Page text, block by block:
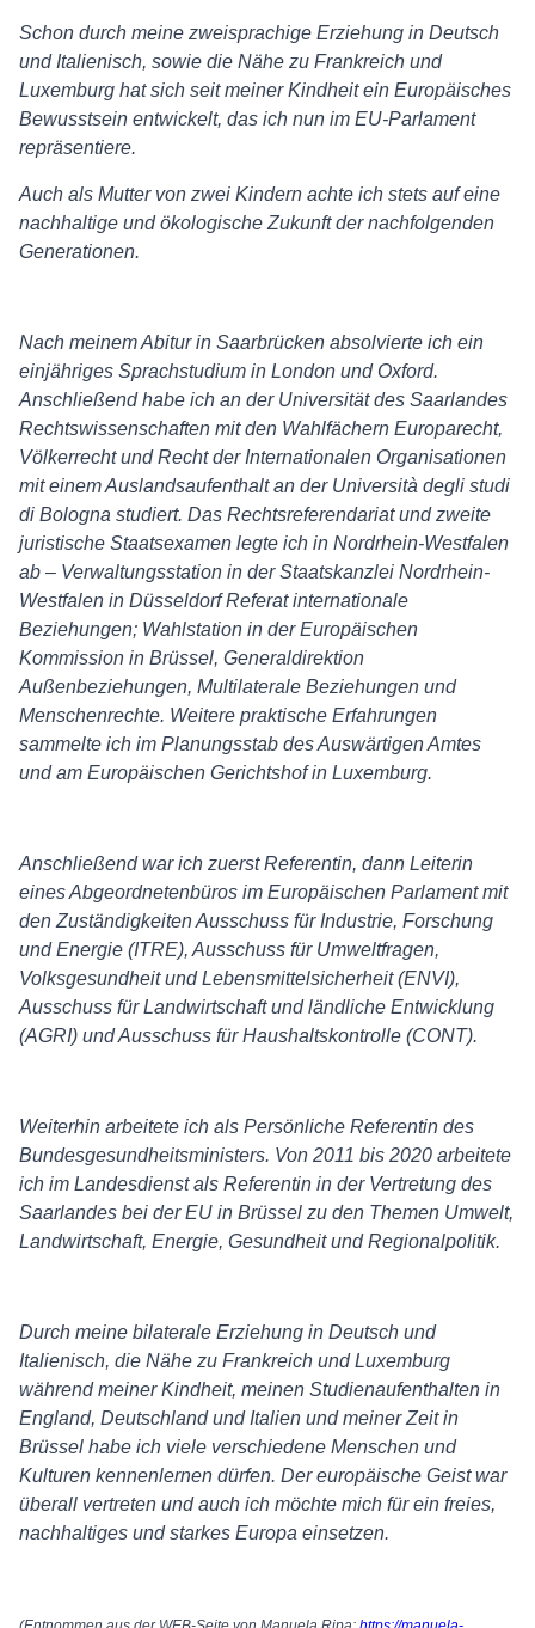
Schon durch meine zweisprachige Erziehung in Deutsch
und Italienisch, sowie die Nähe zu Frankreich und
Luxemburg hat sich seit meiner Kindheit ein Europäisches
Bewusstsein entwickelt, das ich nun im EU-Parlament
repräsentiere.
Auch als Mutter von zwei Kindern achte ich stets auf eine
nachhaltige und ökologische Zukunft der nachfolgenden
Generationen.
Nach meinem Abitur in Saarbrücken absolvierte ich ein
einjähriges Sprachstudium in London und Oxford.
Anschließend habe ich an der Universität des Saarlandes
Rechtswissenschaften mit den Wahlfächern Europarecht,
Völkerrecht und Recht der Internationalen Organisationen
mit einem Auslandsaufenthalt an der Università degli studi
di Bologna studiert. Das Rechtsreferendariat und zweite
juristische Staatsexamen legte ich in Nordrhein-Westfalen
ab – Verwaltungsstation in der Staatskanzlei Nordrhein-
Westfalen in Düsseldorf Referat internationale
Beziehungen; Wahlstation in der Europäischen
Kommission in Brüssel, Generaldirektion
Außenbeziehungen, Multilaterale Beziehungen und
Menschenrechte. Weitere praktische Erfahrungen
sammelte ich im Planungsstab des Auswärtigen Amtes
und am Europäischen Gerichtshof in Luxemburg.
Anschließend war ich zuerst Referentin, dann Leiterin
eines Abgeordnetenbüros im Europäischen Parlament mit
den Zuständigkeiten Ausschuss für Industrie, Forschung
und Energie (ITRE), Ausschuss für Umweltfragen,
Volksgesundheit und Lebensmittelsicherheit (ENVI),
Ausschuss für Landwirtschaft und ländliche Entwicklung
(AGRI) und Ausschuss für Haushaltskontrolle (CONT).
Weiterhin arbeitete ich als Persönliche Referentin des
Bundesgesundheitsministers. Von 2011 bis 2020 arbeitete
ich im Landesdienst als Referentin in der Vertretung des
Saarlandes bei der EU in Brüssel zu den Themen Umwelt,
Landwirtschaft, Energie, Gesundheit und Regionalpolitik.
Durch meine bilaterale Erziehung in Deutsch und
Italienisch, die Nähe zu Frankreich und Luxemburg
während meiner Kindheit, meinen Studienaufenthalten in
England, Deutschland und Italien und meiner Zeit in
Brüssel habe ich viele verschiedene Menschen und
Kulturen kennenlernen dürfen. Der europäische Geist war
überall vertreten und auch ich möchte mich für ein freies,
nachhaltiges und starkes Europa einsetzen.